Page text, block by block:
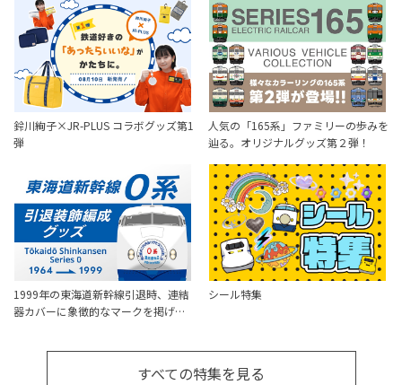
鈴川絢子×JR-PLUS コラボグッズ第1
弾
人気の「165系」ファミリーの歩みを
辿る。オリジナルグッズ第２弾！
1999年の東海道新幹線引退時、連結
器カバーに象徴的なマークを掲げ…
シール特集
すべての特集を見る